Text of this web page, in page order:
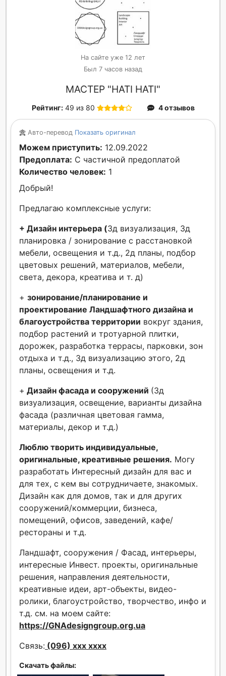
На сайте уже 12 лет
Был 7 часов назад
МАСТЕР "НАТІ НАТІ"
Рейтинг: 49 из 80 4 отзывов
Авто-перевод Показать оригинал
Можем приступить: 12.09.2022
Предоплата: С частичной предоплатой
Количество человек: 1
Добрый!
Предлагаю комплексные услуги:
+ Дизайн интерьера (3д визуализация, 3д
планировка / зонирование с расстановкой
мебели, освещения и т.д., 2д планы, подбор
цветовых решений, материалов, мебели,
света, декора, креатива и т. д)
+ зонирование/планирование и
проектирование Ландшафтного дизайна и
благоустройства территории вокруг здания,
подбор растений и тротуарной плитки,
дорожек, разработка террасы, парковки, зон
отдыха и т.д., 3д визуализацию этого, 2д
планы, освещения и т.д.
+ Дизайн фасада и сооружений (3д
визуализация, освещение, варианты дизайна
фасада (различная цветовая гамма,
материалы, декор и т.д.)
Люблю творить индивидуальные,
оригинальные, креативные решения. Могу
разработать Интересный дизайн для вас и
для тех, с кем вы сотрудничаете, знакомых.
Дизайн как для домов, так и для других
сооружений/коммерции, бизнеса,
помещений, офисов, заведений, кафе/
рестораны и т.д.
Ландшафт, сооружения / Фасад, интерьеры,
интересные Инвест. проекты, оригинальные
решения, направления деятельности,
креативные идеи, арт-объекты, видео-
ролики, благоустройство, творчество, инфо и
т.д. см. на моем сайте:
https://GNAdesigngroup.org.ua
Связь: (096) xxx xxxx
Скачать файлы: